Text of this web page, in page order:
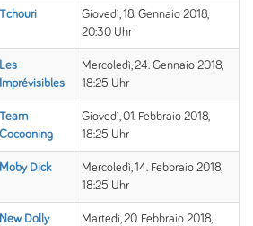
Tchouri
Giovedì, 18. Gennaio 2018,
20:30 Uhr
Les
Imprévisibles
Mercoledì, 24. Gennaio 2018,
18:25 Uhr
Team
Cocooning
Giovedì, 01. Febbraio 2018,
18:25 Uhr
Moby Dick
Mercoledì, 14. Febbraio 2018,
18:25 Uhr
New Dolly
Martedì, 20. Febbraio 2018,